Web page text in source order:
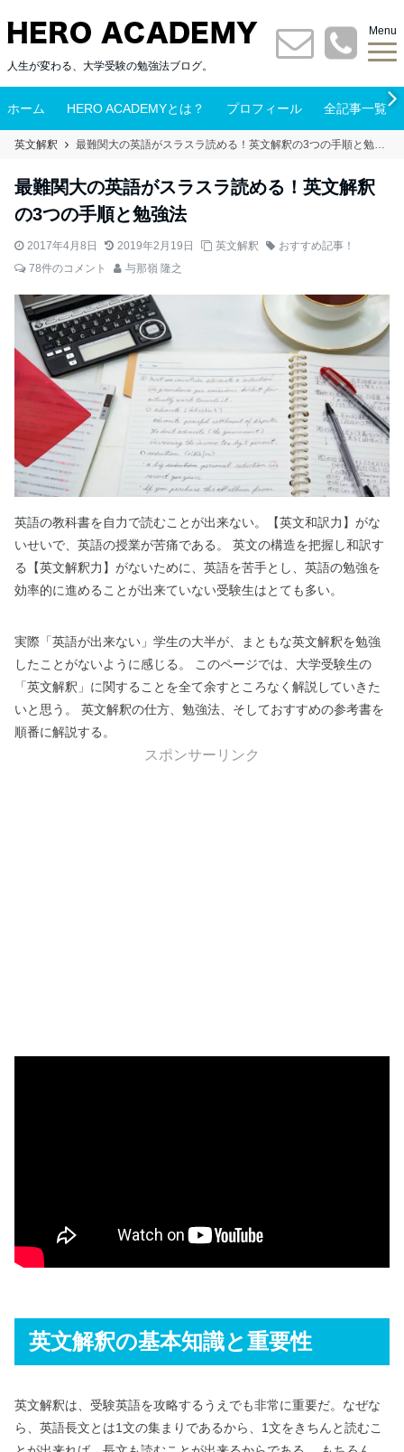
人生が変わる、大学受験の勉強法ブログ。
Menu
ホーム HERO ACADEMYとは？ プロフィール 全記事一覧
英文解釈 最難関大の英語がスラスラ読める！英文解釈の3つの手順と勉強法
最難関大の英語がスラスラ読める！英文解釈
の3つの手順と勉強法
2017年4月8日 2019年2月19日 英文解釈
おすすめ記事！
78件のコメント
与那嶺 隆之
英語の教科書を自力で読むことが出来ない。【英文和訳力】がな
いせいで、英語の授業が苦痛である。
英文の構造を把握し和訳す
る【英文解釈力】がないために、英語を苦手とし、英語の勉強を
効率的に進めることが出来ていない受験生はとても多い。
実際「英語が出来ない」学生の大半が、まともな英文解釈を勉強
したことがないように感じる。 このページでは、大学受験生の
「英文解釈」に関することを全て余すところなく解説していきた
いと思う。 英文解釈の仕方、勉強法、そしておすすめの参考書を
順番に解説する。
スポンサーリンク
英文解釈の基本知識と重要性
英文解釈は、受験英語を攻略するうえでも非常に重要だ。なぜな
ら、英語長文とは1文の集まりであるから、1文をきちんと読むこ